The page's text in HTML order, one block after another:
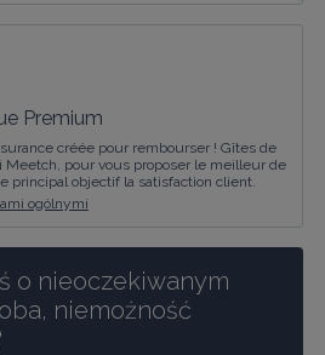
Premium
créée pour rembourser ! Gîtes de
Meetch, pour vous proposer le meilleur de
principal objectif la satisfaction client.
ogólnymi
o nieoczekiwanym
niemożność